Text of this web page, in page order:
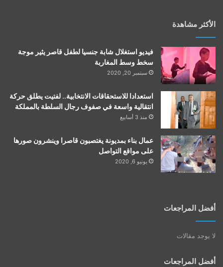
الأكثر مشاهدة
فيديو استغلال شابة جنسيا لطفل قاصر يثير موجة
سخط وسط المغاربة
سبتمبر 20, 2020
استعدادا للاستحقاقات الانتخابية.. لفتيت يطلق حركة
انتقالية واسعة في صفوف رجال السلطة بالمملكة
منذ 3 أسابيع
عمال بناء بمديونة يغتصبون قاصرا وينشرون صورها
على مواقع التواصل
يونيو 6, 2020
أفضل المراجعات
لا يوجد مقالات
أفضل المراجعات